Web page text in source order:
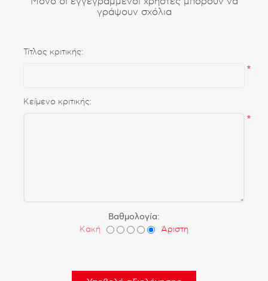
γράψουν σχόλια
Τίτλος κριτικής:
*
Κείμενο κριτικής:
*
Βαθμολογία:
Κακή Άριστη